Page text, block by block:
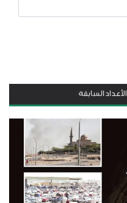
الأعداد السابقة